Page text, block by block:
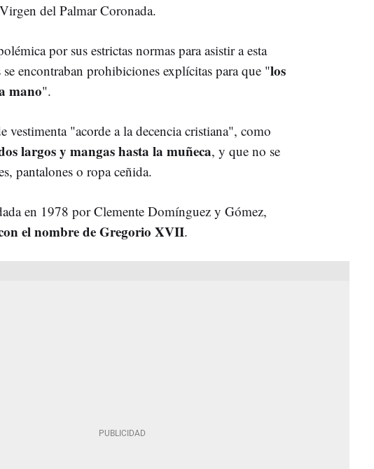
del Palmar Coronada.
por sus estrictas normas para asistir a esta
encontraban prohibiciones explícitas para que "los
mano".
vestimenta "acorde a la decencia cristiana", como
largos y mangas hasta la muñeca, y que no se
pantalones o ropa ceñida.
en 1978 por Clemente Domínguez y Gómez,
el nombre de Gregorio XVII.